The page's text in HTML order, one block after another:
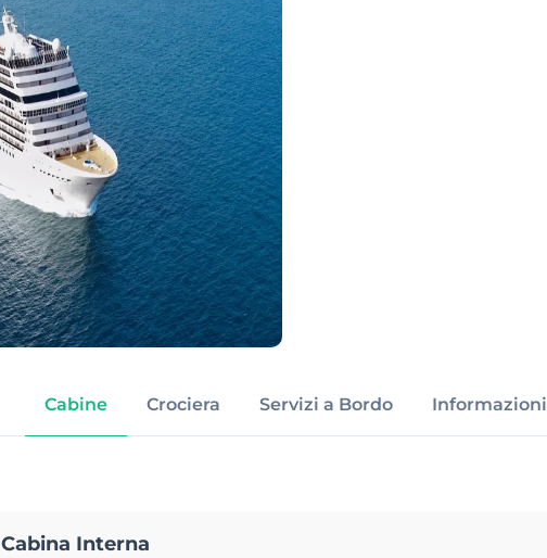
Cabine Crociera Servizi a Bordo Informazioni
Cabina Interna